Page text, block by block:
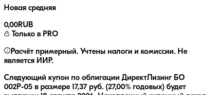
Новая средняя
0,00RUB
Только в PRO
Расчёт примерный. Учтены налоги и комиссии. Не
является ИИР.
Следующий купон по облигации ДиректЛизинг БО
002Р-05 в размере 17,37 руб. (27,00% годовых) будет